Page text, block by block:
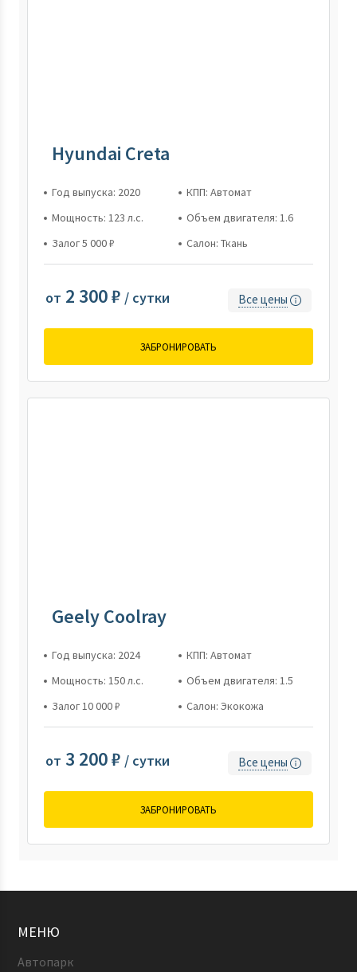
Hyundai Creta
Год выпуска: 2020
КПП: Автомат
Мощность: 123 л.с.
Объем двигателя: 1.6
Залог 5 000 ₽
Салон: Ткань
от 2 300 ₽ / сутки Все цены
ЗАБРОНИРОВАТЬ
Geely Coolray
Год выпуска: 2024
КПП: Автомат
Мощность: 150 л.с.
Объем двигателя: 1.5
Залог 10 000 ₽
Салон: Экокожа
от 3 200 ₽ / сутки Все цены
ЗАБРОНИРОВАТЬ
МЕНЮ
Автопарк